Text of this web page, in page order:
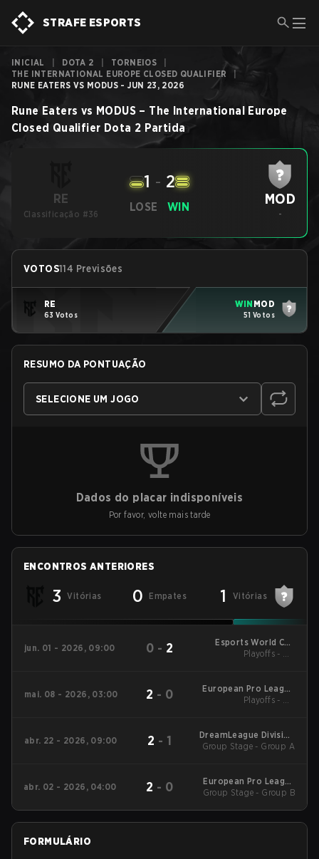
STRAFE ESPORTS
INICIAL DOTA 2 TORNEIOS
THE INTERNATIONAL EUROPE CLOSED QUALIFIER
RUNE EATERS VS MODUS - JUN 23, 2026
Rune Eaters vs MODUS – The International Europe
Closed Qualifier Dota 2 Partida
RE
Classificação #36
LOSE
1 - 2
WIN MOD
-
VOTOS114 Previsões
RE
63 Votos
WIN MOD
51 Votos
RESUMO DA PONTUAÇÃO
SELECIONE UM JOGO
Dados do placar indisponíveis
Por favor, volte mais tarde
ENCONTROS ANTERIORES
3 Vitórias 0 Empates 1 Vitórias
jun. 01 - 2026, 09:00 0 - 2
Esports World Cup
Eastern Europe
Playoffs - UB
mai. 08 - 2026, 03:00 2 - 0
European Pro League
Season 37 2026
Playoffs - UB
abr. 22 - 2026, 09:00 2 - 1
DreamLeague Division
2
Group Stage - Group A
abr. 02 - 2026, 04:00 2 - 0
European Pro League
Season 36 2026
Group Stage - Group B
FORMULÁRIO